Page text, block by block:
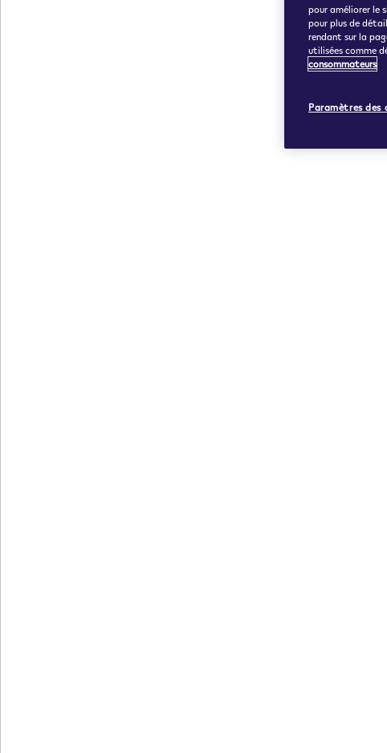
pour améliorer le
pour plus de
rendant sur la
utilisées comme
consommateurs
Paramètres des